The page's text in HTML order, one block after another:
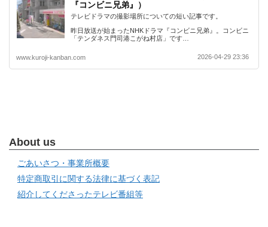
『コンビニ兄弟』）
テレビドラマの撮影場所についての短い記事です。
昨日放送が始まったNHKドラマ『コンビニ兄弟』。コンビニ
「テンダネス門司港こがね村店」です…
www.kuroji-kanban.com 2026-04-29 23:36
About us
ごあいさつ・事業所概要
特定商取引に関する法律に基づく表記
紹介してくださったテレビ番組等